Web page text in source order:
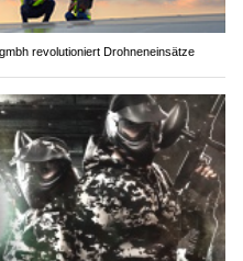
revolutioniert Drohneneinsätze